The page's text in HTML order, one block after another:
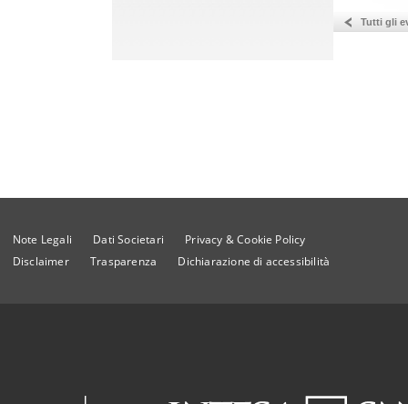
Tutti gli
Note Legali Dati Societari
Privacy & Cookie Policy
Disclaimer
Trasparenza Dichiarazione di accessibilità